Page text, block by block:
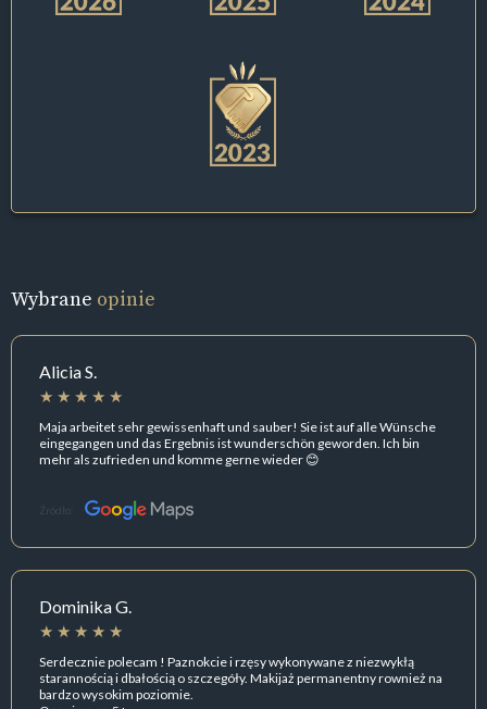
Wybrane opinie
Alicia S.
Maja arbeitet sehr gewissenhaft und sauber! Sie ist auf alle Wünsche
eingegangen und das Ergebnis ist wunderschön geworden. Ich bin
mehr als zufrieden und komme gerne wieder 😊
Źródło:
Dominika G.
Serdecznie polecam ! Paznokcie i rzęsy wykonywane z niezwykłą
starannością i dbałością o szczegóły. Makijaż permanentny rownież na
bardzo wysokim poziomie.